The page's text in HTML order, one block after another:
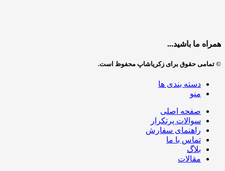
همراه ما باشید...
© تمامی حقوق برای زکریاشاپ محفوظ است.
دسته بندی ها
منو
صفحه اصلی
سوالات پرتکرار
راهنمای سفارش
تماس با ما
بلاگ
مقالات